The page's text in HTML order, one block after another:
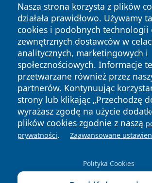
Nasza strona korzysta z plików
działała prawidłowo. Używamy
cookies i podobnych technologii
zewnętrznych dostawców w
analitycznych, marketingowych i
społecznościowych. Informacje
przetwarzane również przez
partnerów. Kontynuując
strony lub klikając „Przechodzę
wyrażasz zgodę na użycie
plików cookies zgodnie z naszą
prywatności. Zaawansowane
Polityka Cookies
Copyright © 2026 wiadomosciplock.pl
zastrzeżone.
News Autorzy
Polityka
Prywatności